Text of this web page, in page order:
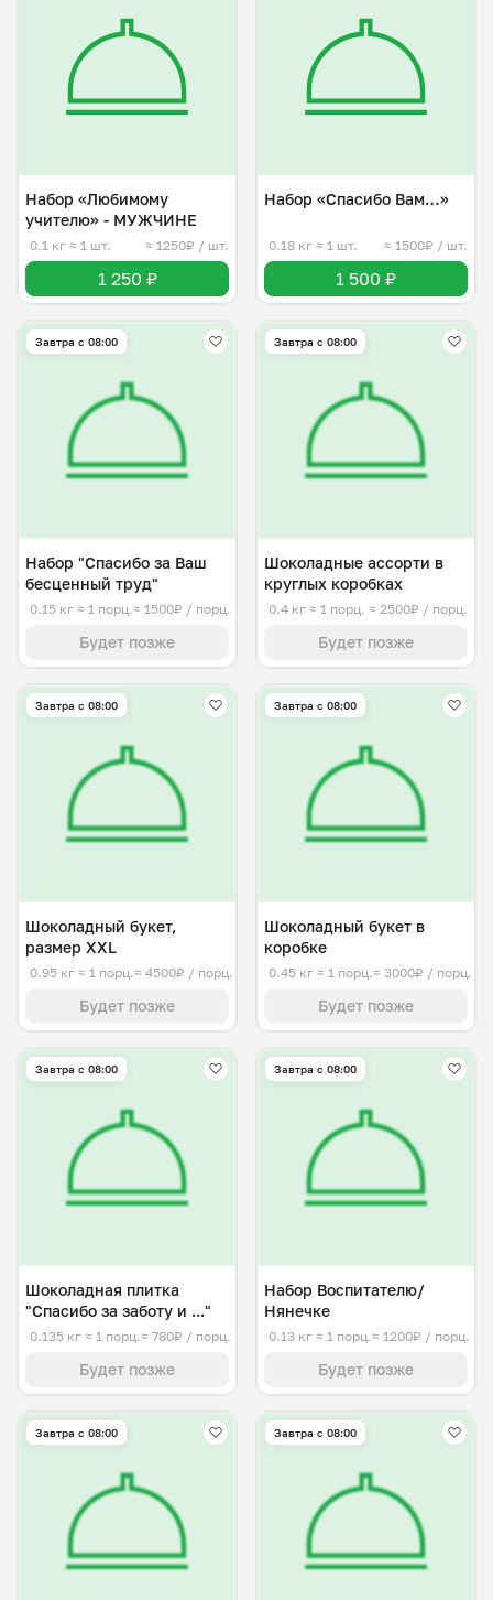
Набор «Любимому
учителю» - МУЖЧИНЕ
0.1 кг ≈ 1 шт. ≈ 1250₽ / шт.
1 250 ₽
Набор «Спасибо Вам…»
0.18 кг ≈ 1 шт. ≈ 1500₽ / шт.
1 500 ₽
Завтра c 08:00
Набор "Спасибо за Ваш
бесценный труд"
0.15 кг ≈ 1 порц.≈ 1500₽ / порц.
Будет позже
Завтра c 08:00
Шоколадные ассорти в
круглых коробках
0.4 кг ≈ 1 порц. ≈ 2500₽ / порц.
Будет позже
Завтра c 08:00
Шоколадный букет,
размер XXL
0.95 кг ≈ 1 порц.≈ 4500₽ / порц.
Будет позже
Завтра c 08:00
Шоколадный букет в
коробке
0.45 кг ≈ 1 порц.≈ 3000₽ / порц.
Будет позже
Завтра c 08:00
Шоколадная плитка
"Спасибо за заботу и ..."
0.135 кг ≈ 1 порц.≈ 780₽ / порц.
Будет позже
Завтра c 08:00
Набор Воспитателю/
Нянечке
0.13 кг ≈ 1 порц.≈ 1200₽ / порц.
Будет позже
Завтра c 08:00 Завтра c 08:00